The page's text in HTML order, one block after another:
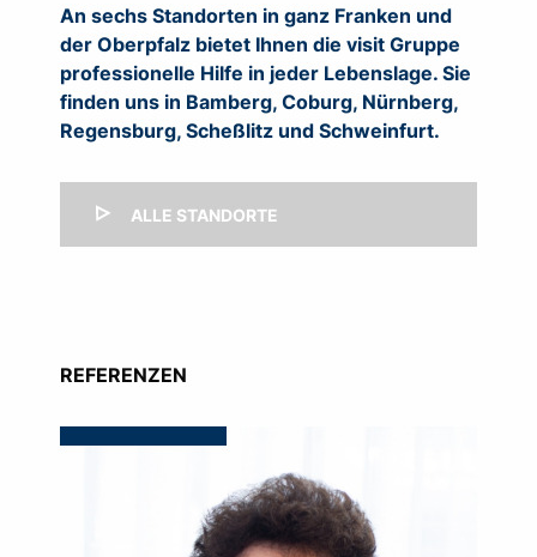
An sechs Standorten in ganz Franken und
der Oberpfalz bietet Ihnen die visit Gruppe
professionelle Hilfe in jeder Lebenslage. Sie
finden uns in Bamberg, Coburg, Nürnberg,
Regensburg, Scheßlitz und Schweinfurt.
ALLE STANDORTE
REFERENZEN